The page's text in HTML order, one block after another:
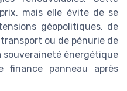
mais elle évite de se
géopolitiques, de
ou de pénurie de
souveraineté énergétique
finance panneau après